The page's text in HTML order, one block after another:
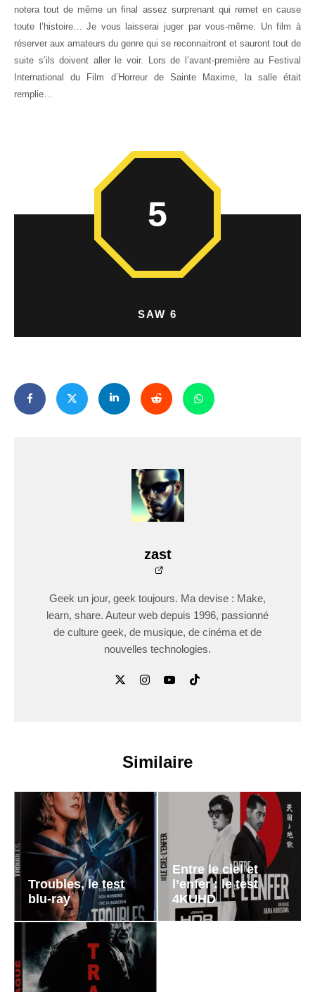
notera tout de même un final assez surprenant qui remet en cause
toute l’histoire… Je vous laisserai juger par vous-même. Un film à
réserver aux amateurs du genre qui se reconnaitront et sauront tout de
suite s’ils doivent aller le voir. Lors de l’avant-première au Festival
International du Film d’Horreur de Sainte Maxime, la salle était
remplie…
SAW 6
5
zast
Geek un jour, geek toujours. Ma devise : Make,
learn, share. Auteur web depuis 1996, passionné
de culture geek, de musique, de cinéma et de
nouvelles technologies.
Similaire
Troubles, le test
blu-ray
Entre le ciel et
l’enfer : le test
4KUHD